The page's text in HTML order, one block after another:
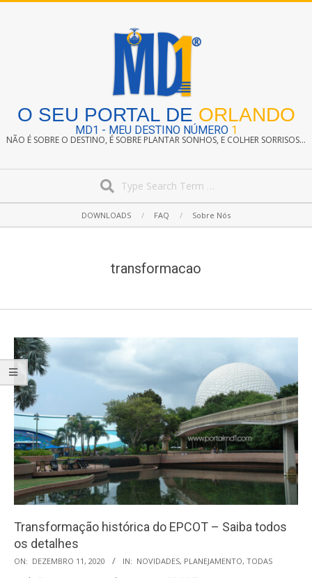
O SEU PORTAL DE ORLANDO
MD1 - MEU DESTINO NÚMERO 1
NÃO É SOBRE O DESTINO, É SOBRE PLANTAR SONHOS, E COLHER SORRISOS...
Navigation
DOWNLOADS FAQ Sobre Nós
transformacao
Transformação histórica do EPCOT – Saiba todos
os detalhes
2020-
ON: DEZEMBRO 11, 2020 IN: NOVIDADES, PLANEJAMENTO, TODAS